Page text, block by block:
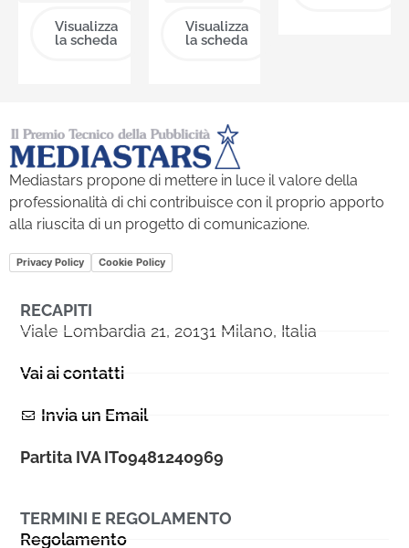
Visualizza
la scheda
Visualizza
la scheda
Mediastars propone di mettere in luce il valore della
professionalità di chi contribuisce con il proprio apporto
alla riuscita di un progetto di comunicazione.
Privacy Policy Cookie Policy
RECAPITI
Viale Lombardia 21, 20131 Milano, Italia
Vai ai contatti
Invia un Email
Partita IVA IT09481240969
TERMINI E REGOLAMENTO
Regolamento